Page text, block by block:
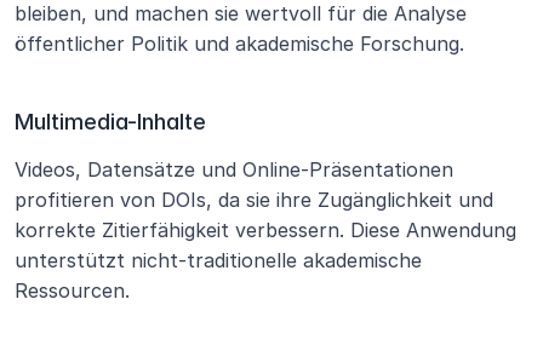
bleiben, und machen sie wertvoll für die Analyse
öffentlicher Politik und akademische Forschung.
Multimedia-Inhalte
Videos, Datensätze und Online-Präsentationen
profitieren von DOIs, da sie ihre Zugänglichkeit und
korrekte Zitierfähigkeit verbessern. Diese Anwendung
unterstützt nicht-traditionelle akademische
Ressourcen.